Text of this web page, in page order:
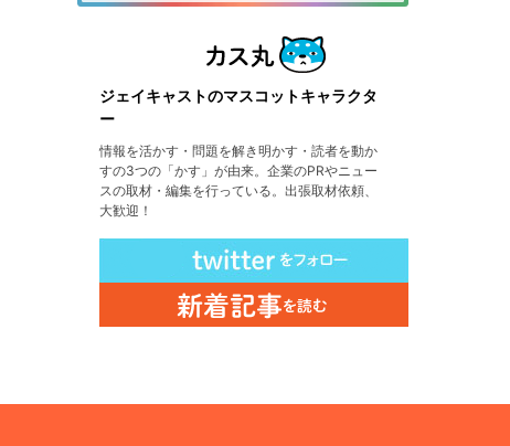
ジェイキャストのマスコットキャラクタ
ー
情報を活かす・問題を解き明かす・読者を動か
すの3つの「かす」が由来。企業のPRやニュー
スの取材・編集を行っている。出張取材依頼、
大歓迎！